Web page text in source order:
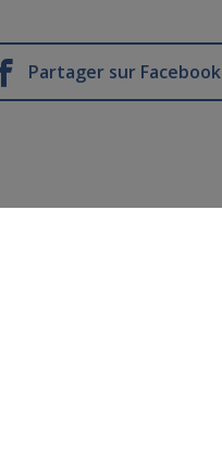
Partager sur Facebook